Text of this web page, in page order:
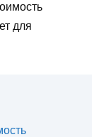
для